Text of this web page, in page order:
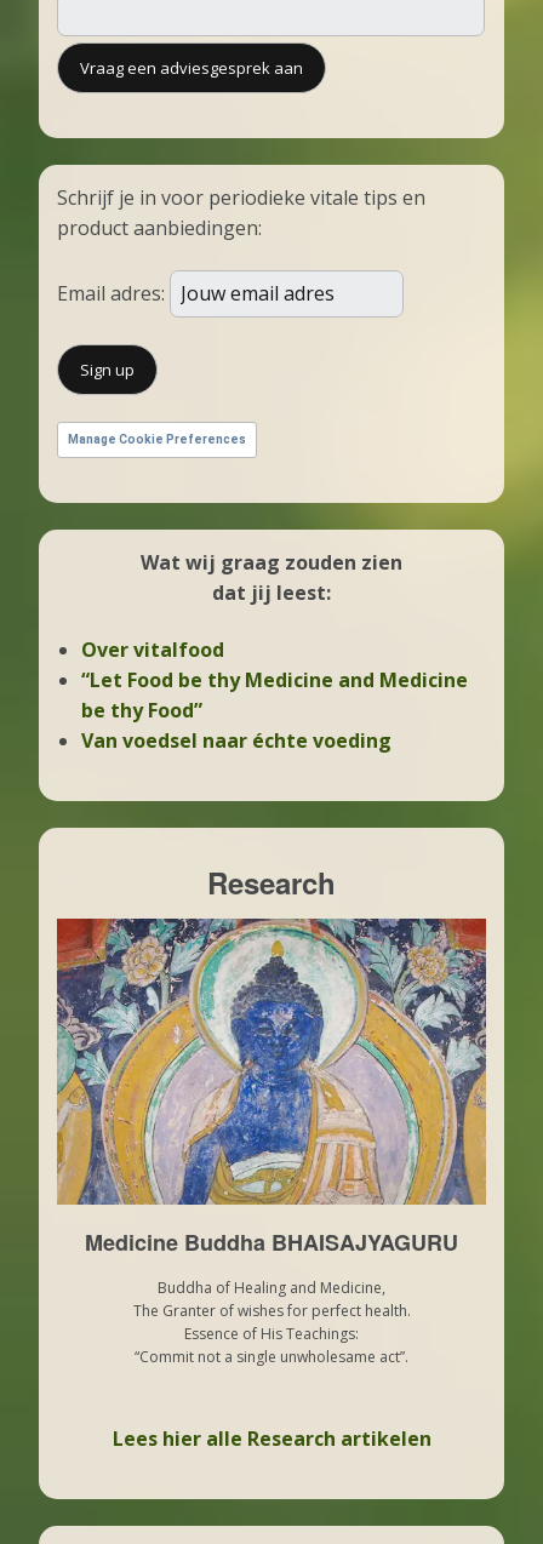
Schrijf je in voor periodieke vitale tips en
product aanbiedingen:
Email adres:
Manage Cookie Preferences
Wat wij graag zouden zien
dat jij leest:
Over vitalfood
“Let Food be thy Medicine and Medicine
be thy Food”
Van voedsel naar échte voeding
Research
Medicine Buddha BHAISAJYAGURU
Buddha of Healing and Medicine,
The Granter of wishes for perfect health.
Essence of His Teachings:
“Commit not a single unwholesame act”.
Lees hier alle Research artikelen